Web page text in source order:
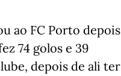
ao FC Porto depois
74 golos e 39
depois de ali ter